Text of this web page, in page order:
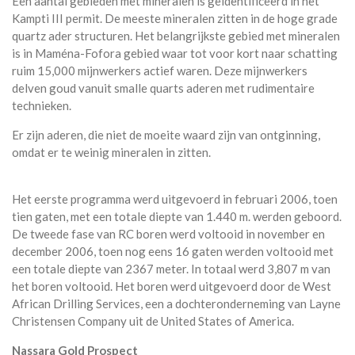
Kampti III permit. De meeste mineralen zitten in de hoge grade
quartz ader structuren. Het belangrijkste gebied met mineralen
is in Maména-Fofora gebied waar tot voor kort naar schatting
ruim 15,000 mijnwerkers actief waren. Deze mijnwerkers
delven goud vanuit smalle quarts aderen met rudimentaire
technieken.
Er zijn aderen, die niet de moeite waard zijn van ontginning,
omdat er te weinig mineralen in zitten.
Het eerste programma werd uitgevoerd in februari 2006, toen
tien gaten, met een totale diepte van 1.440 m. werden geboord.
De tweede fase van RC boren werd voltooid in november en
december 2006, toen nog eens 16 gaten werden voltooid met
een totale diepte van 2367 meter. In totaal werd 3,807 m van
het boren voltooid. Het boren werd uitgevoerd door de West
African Drilling Services, een a dochteronderneming van Layne
Christensen Company uit de United States of America.
Nassara Gold Prospect